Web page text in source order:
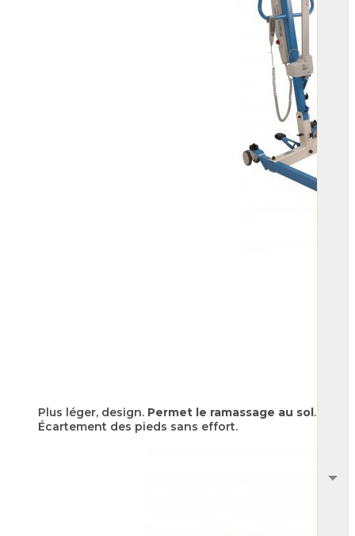
Plus léger, design. Permet le ramassage au sol.
Écartement des pieds sans effort.